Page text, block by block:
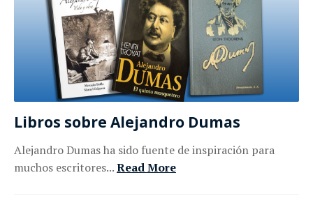
Libros sobre Alejandro Dumas
Alejandro Dumas ha sido fuente de inspiración para
muchos escritores...Read More